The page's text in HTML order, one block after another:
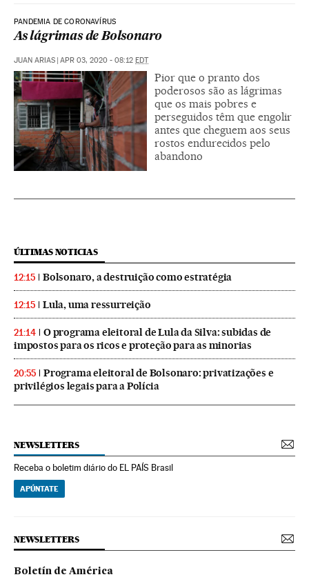
PANDEMIA DE CORONAVÍRUS
As lágrimas de Bolsonaro
JUAN ARIAS | APR 03, 2020 - 08:12 EDT
Pior que o pranto dos
poderosos são as lágrimas
que os mais pobres e
perseguidos têm que engolir
antes que cheguem aos seus
rostos endurecidos pelo
abandono
ÚLTIMAS NOTICIAS
12:15 Bolsonaro, a destruição como estratégia
12:15 Lula, uma ressurreição
21:14
O programa eleitoral de Lula da Silva: subidas de
impostos para os ricos e proteção para as minorias
20:55
Programa eleitoral de Bolsonaro: privatizações e
privilégios legais para a Polícia
NEWSLETTERS
Receba o boletim diário do EL PAÍS Brasil
APÚNTATE
NEWSLETTERS
Boletín de América